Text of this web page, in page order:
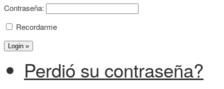
Contraseña:
Recordarme
Perdió su contraseña?